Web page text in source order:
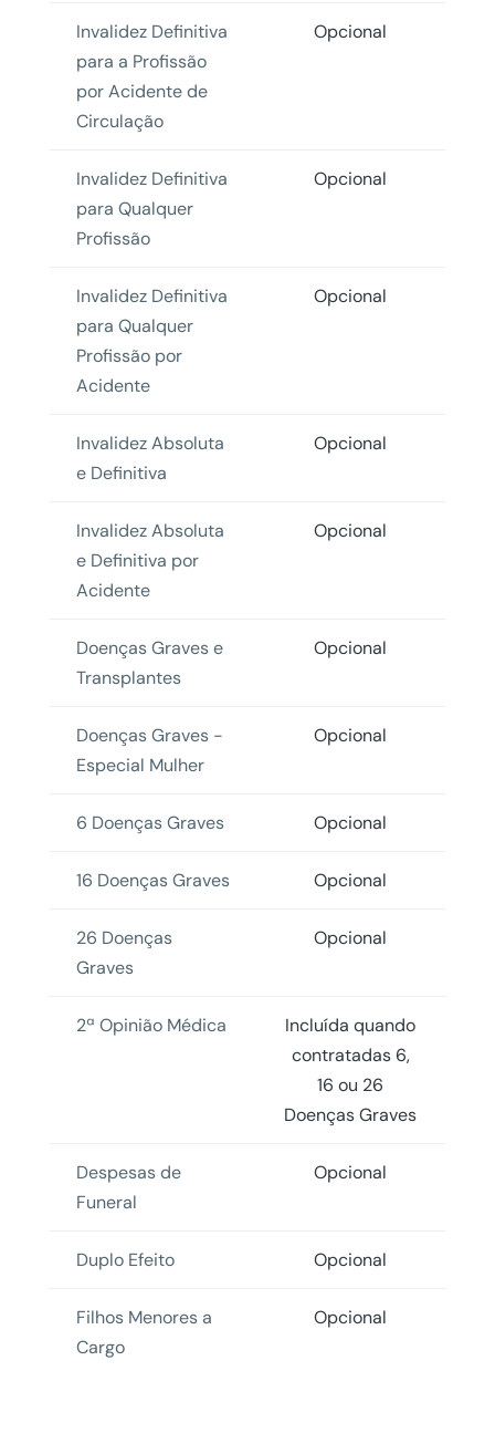
Invalidez Definitiva
para a Profissão
por Acidente de
Circulação
Opcional
Invalidez Definitiva
para Qualquer
Profissão
Opcional
Invalidez Definitiva
para Qualquer
Profissão por
Acidente
Opcional
Invalidez Absoluta
e Definitiva
Opcional
Invalidez Absoluta
e Definitiva por
Acidente
Opcional
Doenças Graves e
Transplantes
Opcional
Doenças Graves -
Especial Mulher
Opcional
6 Doenças Graves Opcional
16 Doenças Graves Opcional
26 Doenças
Graves
Opcional
2ª Opinião Médica
Incluída quando
contratadas 6,
16 ou 26
Doenças Graves
Despesas de
Funeral
Opcional
Duplo Efeito Opcional
Filhos Menores a
Cargo
Opcional